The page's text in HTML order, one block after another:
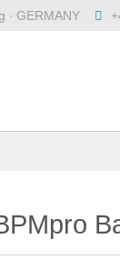
∙ GERMANY